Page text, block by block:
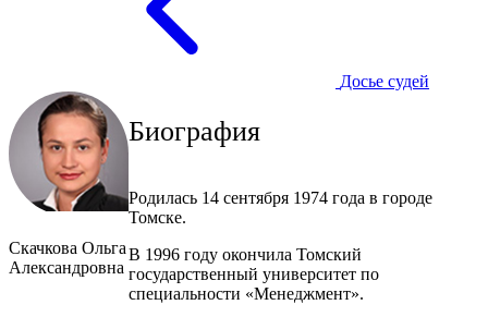
Досье судей
Скачкова Ольга
Александровна
Биография
Родилась 14 сентября 1974 года в городе
Томске.
В 1996 году окончила Томский
государственный университет по
специальности «Менеджмент».